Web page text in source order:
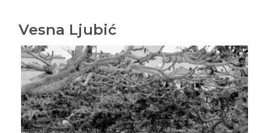
Vesna Ljubić